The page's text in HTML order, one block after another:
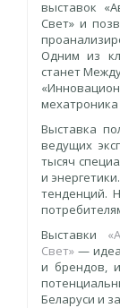
выставок
Свет» и
Одним из
станет
Выставка
ведущих
тысяч
и
тенденций.
Выставки
Свет» —
и брендов,
Беларуси и